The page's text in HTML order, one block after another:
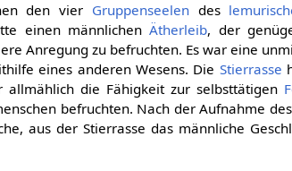
den vier Gruppenseelendes
einen männlichenÄtherleib, der
Anregung zu befruchten. Es war eine
eines anderen Wesens. Die Stierrasse
die Fähigkeit zur selbsttätigen
befruchten. Nach der Aufnahme
aus der Stierrasse das männliche